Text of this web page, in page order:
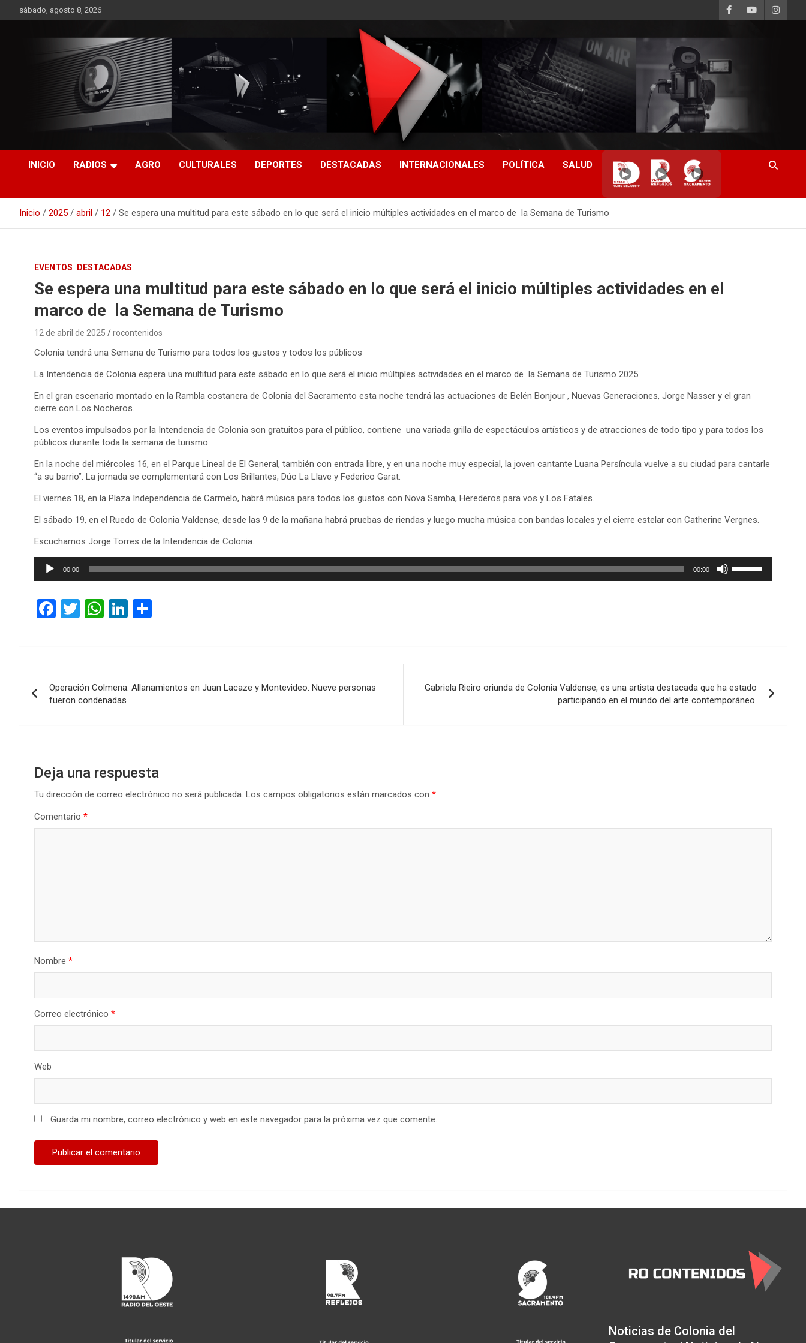
al
sábado, agosto 8, 2026
RO CONTENIDOS
INICIO RADIOS AGRO CULTURALES DEPORTES DESTACADAS INTERNACIONALES POLÍTICA SALUD
▶ ▶ ▶
Inicio 2025 abril 12 Se espera una multitud para este sábado en lo que será el inicio múltiples actividades en el marco de la Semana de Turismo
EVENTOS DESTACADAS
Se espera una multitud para este sábado en lo que será el inicio múltiples actividades en el
marco de la Semana de Turismo
12 de abril de 2025 rocontenidos
Colonia tendrá una Semana de Turismo para todos los gustos y todos los públicos
La Intendencia de Colonia espera una multitud para este sábado en lo que será el inicio múltiples actividades en el marco de la Semana de Turismo 2025.
En el gran escenario montado en la Rambla costanera de Colonia del Sacramento esta noche tendrá las actuaciones de Belén Bonjour , Nuevas Generaciones, Jorge Nasser y el gran
cierre con Los Nocheros.
Los eventos impulsados por la Intendencia de Colonia son gratuitos para el público, contiene una variada grilla de espectáculos artísticos y de atracciones de todo tipo y para todos los
públicos durante toda la semana de turismo.
En la noche del miércoles 16, en el Parque Lineal de El General, también con entrada libre, y en una noche muy especial, la joven cantante Luana Persíncula vuelve a su ciudad para cantarle
“a su barrio”. La jornada se complementará con Los Brillantes, Dúo La Llave y Federico Garat.
El viernes 18, en la Plaza Independencia de Carmelo, habrá música para todos los gustos con Nova Samba, Herederos para vos y Los Fatales.
El sábado 19, en el Ruedo de Colonia Valdense, desde las 9 de la mañana habrá pruebas de riendas y luego mucha música con bandas locales y el cierre estelar con Catherine Vergnes.
Escuchamos Jorge Torres de la Intendencia de Colonia…
Reproductor
00:00 00:00
el
volumen.
F
ce
o
o
k
T
tt
W
at
A
p
p
Li
ke
n
m
ar
de
entradas
Operación Colmena: Allanamientos en Juan Lacaze y Montevideo. Nueve personas
fueron condenadas
Gabriela Rieiro oriunda de Colonia Valdense, es una artista destacada que ha estado
participando en el mundo del arte contemporáneo.
Deja una respuesta
Tu dirección de correo electrónico no será publicada. Los campos obligatorios están marcados con *
Comentario *
Nombre *
Correo electrónico *
Web
Guarda mi nombre, correo electrónico y web en este navegador para la próxima vez que comente.
Noticias de Colonia del